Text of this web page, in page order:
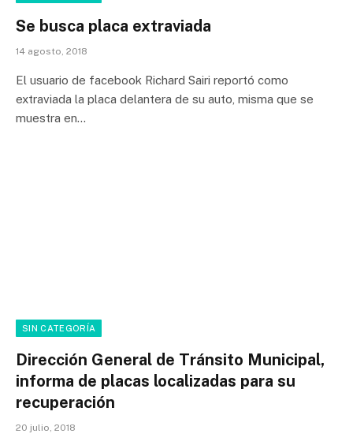
Se busca placa extraviada
14 agosto, 2018
El usuario de facebook Richard Sairi reportó como
extraviada la placa delantera de su auto, misma que se
muestra en…
SIN CATEGORÍA
Dirección General de Tránsito Municipal,
informa de placas localizadas para su
recuperación
20 julio, 2018